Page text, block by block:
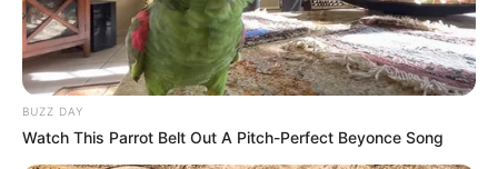
BUZZ DAY
Watch This Parrot Belt Out A Pitch-Perfect Beyonce Song